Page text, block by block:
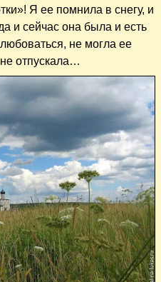
Я ее помнила в снегу, и
и сейчас она была и есть
не могла ее
отпускала…